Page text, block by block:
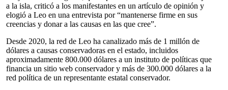
a la isla, criticó a los manifestantes en un artículo de opinión y
elogió a Leo en una entrevista por “mantenerse firme en sus
creencias y donar a las causas en las que cree”.
Desde 2020, la red de Leo ha canalizado más de 1 millón de
dólares a causas conservadoras en el estado, incluidos
aproximadamente 800.000 dólares a un instituto de políticas que
financia un sitio web conservador y más de 300.000 dólares a la
red política de un representante estatal conservador.